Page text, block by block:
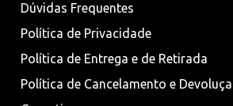
Dúvidas Frequentes
Política de Privacidade
Política de Entrega e de Retirada
Política de Cancelamento e